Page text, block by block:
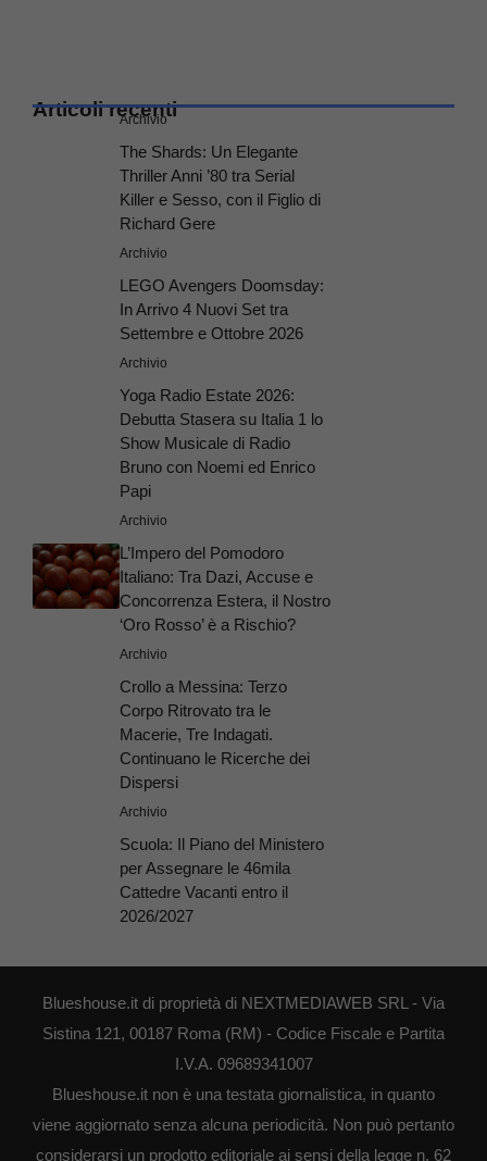
Articoli recenti
Archivio
The Shards: Un Elegante
Thriller Anni ’80 tra Serial
Killer e Sesso, con il Figlio di
Richard Gere
Archivio
LEGO Avengers Doomsday:
In Arrivo 4 Nuovi Set tra
Settembre e Ottobre 2026
Archivio
Yoga Radio Estate 2026:
Debutta Stasera su Italia 1 lo
Show Musicale di Radio
Bruno con Noemi ed Enrico
Papi
Archivio
L’Impero del Pomodoro
Italiano: Tra Dazi, Accuse e
Concorrenza Estera, il Nostro
‘Oro Rosso’ è a Rischio?
Archivio
Crollo a Messina: Terzo
Corpo Ritrovato tra le
Macerie, Tre Indagati.
Continuano le Ricerche dei
Dispersi
Archivio
Scuola: Il Piano del Ministero
per Assegnare le 46mila
Cattedre Vacanti entro il
2026/2027
Blueshouse.it di proprietà di NEXTMEDIAWEB SRL - Via
Sistina 121, 00187 Roma (RM) - Codice Fiscale e Partita
I.V.A. 09689341007
Blueshouse.it non è una testata giornalistica, in quanto
viene aggiornato senza alcuna periodicità. Non può pertanto
considerarsi un prodotto editoriale ai sensi della legge n. 62